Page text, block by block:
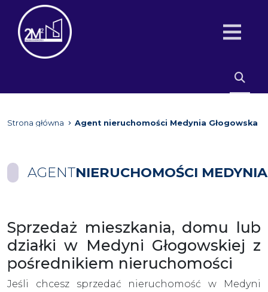
Strona główna Agent nieruchomości Medynia Głogowska
AGENTNIERUCHOMOŚCI
Sprzedaż mieszkania, domu lub
działki w Medyni Głogowskiej z
pośrednikiem nieruchomości
Jeśli chcesz sprzedać nieruchomość w Medyni